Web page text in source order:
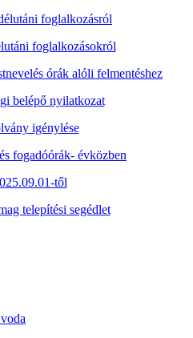
foglalkozásról
foglalkozásokról
órák alóli felmentéshez
belépő nyilatkozat
igénylése
fogadóórák- évközben
től
telepítési segédlet